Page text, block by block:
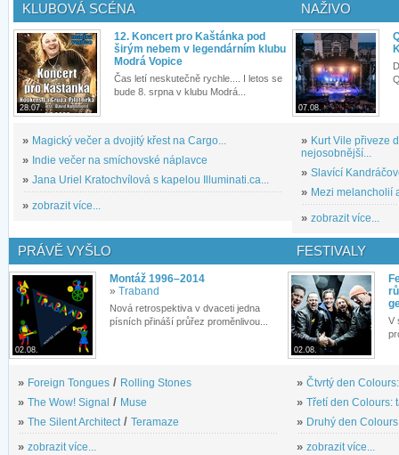
KLUBOVÁ SCÉNA
28.07.
12. Koncert pro Kaštánka pod
širým nebem v legendárním klubu
Modrá Vopice
Čas letí neskutečně rychle.... I letos se
bude 8. srpna v klubu Modrá...
» Magický večer a dvojitý křest na Cargo...
» Indie večer na smíchovské náplavce
» Jana Uriel Kratochvílová s kapelou Illuminati.ca...
» zobrazit více...
NAŽIVO
07.08.
» Kurt Vile přiveze
nejosobnější...
» Slavící
» Mezi melancholií
» zobrazit více...
PRÁVĚ VYŠLO
02.08.
Montáž 1996–2014
» Traband
Nová retrospektiva v dvaceti jedna
písních přináší průřez proměnlivou...
» Foreign Tongues / Rolling Stones
» The Wow! Signal / Muse
» The Silent Architect / Teramaze
» zobrazit více...
FESTIVALY
02.08.
V
» Čtvrtý den
» Třetí den Colours:
» Druhý den
» zobrazit více...